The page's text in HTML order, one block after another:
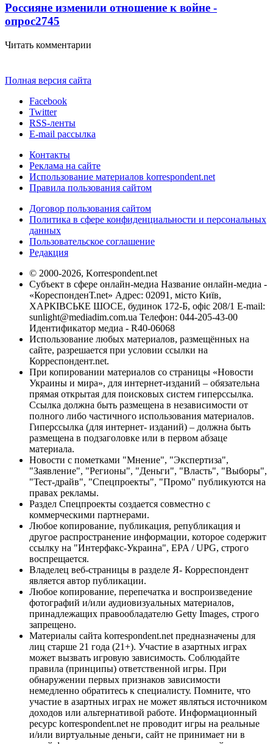
Россияне изменили отношение к войне -
опрос2745
Читать комментарии
Полная версия сайта
Facebook
Twitter
RSS-ленты
E-mail рассылка
Контакты
Реклама на сайте
Использование материалов korrespondent.net
Правила пользования сайтом
Договор пользования сайтом
Политика в сфере конфиденциальности и персональных
данных
Пользовательское соглашение
Редакция
© 2000-2026, Korrespondent.net
Субъект в сфере онлайн-медиа Название онлайн-медиа -
«КореспонденТ.net» Адрес: 02091, місто Київ,
ХАРКІВСЬКЕ ШОСЕ, будинок 172-Б, офіс 208/1 E-mail:
sunlight@mediadim.com.ua Телефон: 044-205-43-00
Идентификатор медиа - R40-06068
Использование любых материалов, размещённых на
сайте, разрешается при условии ссылки на
Корреспондент.net.
При копировании материалов со страницы «Новости
Украины и мира», для интернет-изданий – обязательна
прямая открытая для поисковых систем гиперссылка.
Ссылка должна быть размещена в независимости от
полного либо частичного использования материалов.
Гиперссылка (для интернет- изданий) – должна быть
размещена в подзаголовке или в первом абзаце
материала.
Новости с пометками "Мнение", "Экспертиза",
"Заявление", "Регионы", "Деньги", "Власть", "Выборы",
"Тест-драйв", "Спецпроекты", "Промо" публикуются на
правах рекламы.
Раздел Спецпроекты создается совместно с
коммерческими партнерами.
Любое копирование, публикация, републикация и
другое распространение информации, которое содержит
ссылку на "Интерфакс-Украина", EPA / UPG, строго
воспрещается.
Владелец веб-страницы в разделе Я- Корреспондент
является автор публикации.
Любое копирование, перепечатка и воспроизведение
фотографий и/или аудиовизуальных материалов,
принадлежащих правообладателю Getty Images, строго
запрещено.
Материалы сайта korrespondent.net предназначены для
лиц старше 21 года (21+). Участие в азартных играх
может вызвать игровую зависимость. Соблюдайте
правила (принципы) ответственной игры. При
обнаружении первых признаков зависимости
немедленно обратитесь к специалисту. Помните, что
участие в азартных играх не может являться источником
доходов или альтернативой работе. Информационный
ресурс korrespondent.net не проводит игры на реальные
и/или виртуальные деньги, сайт не принимает ни в